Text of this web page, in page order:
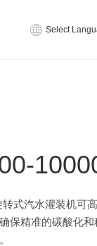
Select
转式汽水灌装机可
保精准的碳酸化